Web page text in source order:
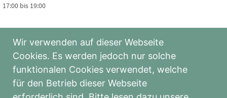
17:00 bis 19:00
Cranio-Sacrale Körperarbeit: Grundkurs
11.09.2026 - 29.11.2026
09:00 bis 17:20
Breuss-Massage für Pferde
Wir verwenden auf dieser Webseite
Cookies. Es werden jedoch nur solche
funktionalen Cookies verwendet, welche
für den Betrieb dieser Webseite